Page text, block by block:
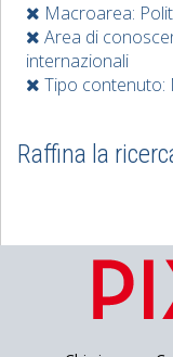
Macroarea:
Area di
internazionali
Tipo contenuto:
Raffina la